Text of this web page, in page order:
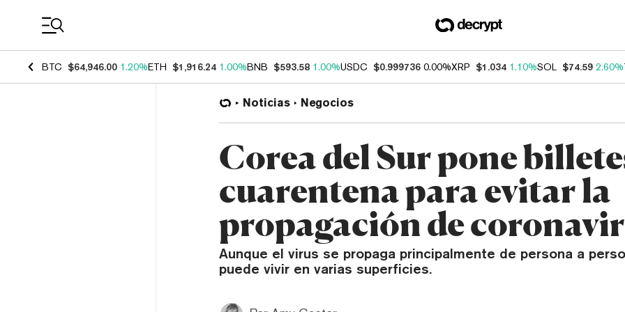
BTC $64,946.00 1.20%ETH $1,916.24 1.00%BNB $593.58 1.00%USDC $0.999736 0.00%XRP $1.034 1.10%SOL $74.59 2.60%
Noticias Negocios
Corea del Sur pone
cuarentena para evitar la
propagación de
Aunque el virus se propaga principalmente de persona a
puede vivir en varias superficies.